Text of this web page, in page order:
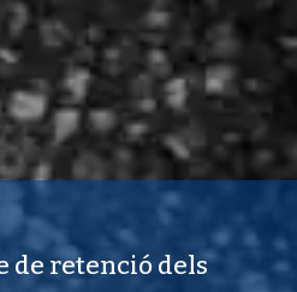
de retenció dels